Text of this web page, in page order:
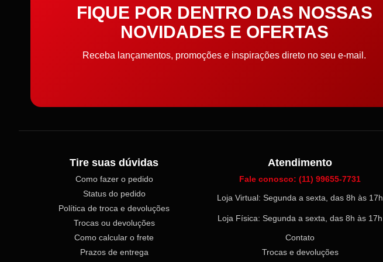
Cordões, Cordas e Elásticos
Cremes
Elástico de cabelo
Enchimento
FIQUE POR DENTRO DAS NOSSAS
NOVIDADES E OFERTAS
Receba lançamentos, promoções e inspirações direto no seu e-mail.
Tire suas dúvidas
Como fazer o pedido
Status do pedido
Política de troca e devoluções
Trocas ou devoluções
Como calcular o frete
Prazos de entrega
Atendimento
Fale conosco: (11) 99655-7731
Loja Virtual: Segunda a sexta, das 8h às 17h
Loja Física: Segunda a sexta, das 8h às 17h
Contato
Trocas e devoluções